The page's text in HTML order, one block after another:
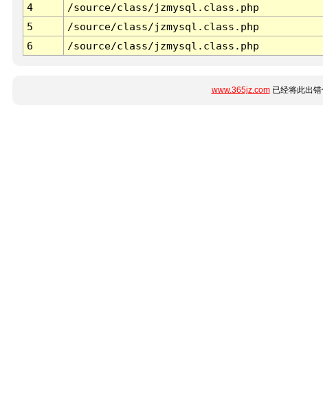
4
/source/class/jzmysql.class.php
5
/source/class/jzmysql.class.php
6
/source/class/jzmysql.class.php
www.365jz.com已经将此出错